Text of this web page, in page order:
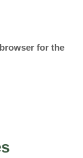
for the